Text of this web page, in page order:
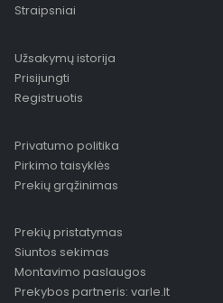
Straipsniai
Užsakymų istorija
Prisijungti
Registruotis
Privatumo politika
Pirkimo taisyklės
Prekių grąžinimas
Prekių pristatymas
Siuntos sekimas
Montavimo paslaugos
Prekybos partneris: varle.lt